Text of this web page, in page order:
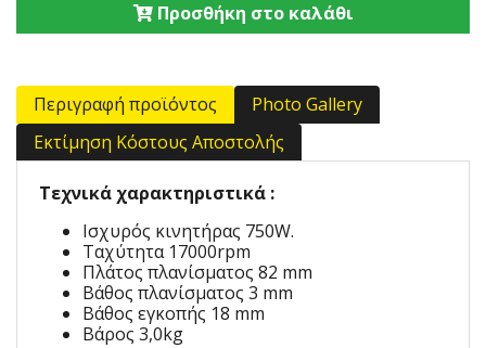
Προσθήκη στο καλάθι
Περιγραφή προϊόντος
Photo Gallery
Εκτίμηση Κόστους Αποστολής
Τεχνικά χαρακτηριστικά :
Ισχυρός κινητήρας 750W.
Ταχύτητα 17000rpm
Πλάτος πλανίσματος 82 mm
Βάθος πλανίσματος 3 mm
Βάθος εγκοπής 18 mm
Βάρος 3,0kg